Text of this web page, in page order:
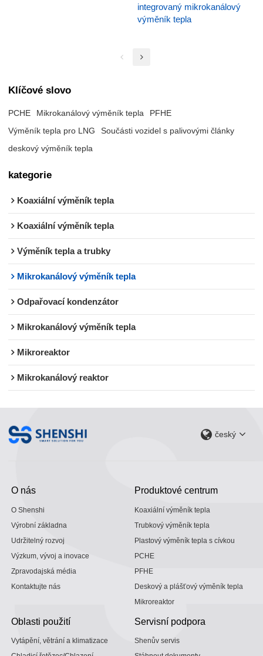
integrovaný mikrokanálový
výměník tepla
Klíčové slovo
PCHE Mikrokanálový výměník tepla
PFHE
Výměník tepla pro LNG
Součásti vozidel s palivovými články
deskový výměník tepla
kategorie
Koaxiální výměník tepla
Koaxiální výměník tepla
Výměník tepla a trubky
Mikrokanálový výměník tepla
Odpařovací kondenzátor
Mikrokanálový výměník tepla
Mikroreaktor
Mikrokanálový reaktor
český
O nás
O Shenshi
Výrobní základna
Udržitelný rozvoj
Výzkum, vývoj a inovace
Zpravodajská média
Kontaktujte nás
Produktové centrum
Koaxiální výměník tepla
Trubkový výměník tepla
Plastový výměník tepla s cívkou
PCHE
PFHE
Deskový a plášťový výměník tepla
Mikroreaktor
Oblasti použití
Vytápění, větrání a klimatizace
Servisní podpora
Shenův servis